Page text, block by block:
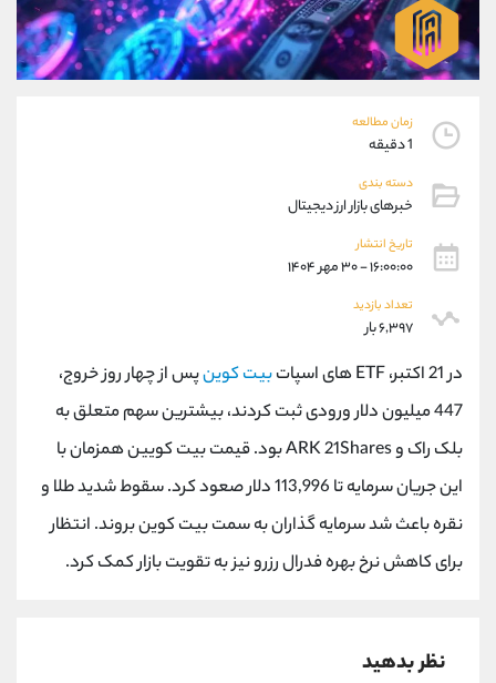
زمان مطالعه
1 دقیقه
دسته بندی
خبرهای بازار ارز دیجیتال
تاریخ انتشار
۱۶:۰۰:۰۰ - ۳۰ مهر ۱۴۰۴
تعداد بازدید
۶,۳۹۷ بار
در 21 اکتبر، ETF های اسپات بیت کوینپس از چهار روز خروج،
447 میلیون دلار ورودی ثبت کردند، بیشترین سهم متعلق به
بلک راک و ARK 21Shares بود. قیمت بیت کویین همزمان با
این جریان سرمایه تا 113,996 دلار صعود کرد. سقوط شدید طلا و
نقره باعث شد سرمایه گذاران به سمت بیت کوین بروند. انتظار
برای کاهش نرخ بهره فدرال رزرو نیز به تقویت بازار کمک کرد.
نظر بدهید
09304891085
واتساپ شروع گفتگو
تلگرام @Armteam_admin_103
پشتیبان فروش
موبایل
واتساپ
تلگرام
داخلی
اطلاعات تماس
تلفن 021-22021030
بدون پیش شماره 90001030
اینستاگرام @alireza.mehrabii
کانال تلگرام @alirezamehrabi_com